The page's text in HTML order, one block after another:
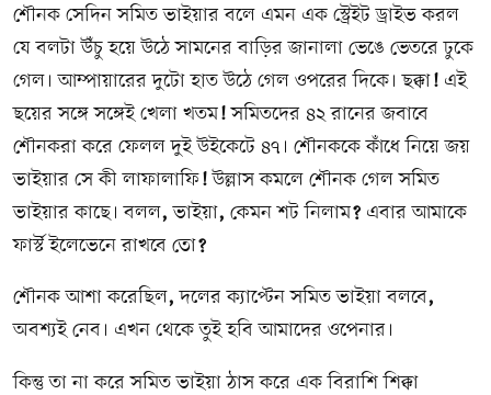
শৌনক সেদিন সমিত ভাইয়ার বলে এমন এক স্ট্রেইট ড্রাইভ করল
যে বলটা উঁচু হয়ে উঠে সামনের বাড়ির জানালা ভেঙে ভেতরে ঢুকে
গেল। আম্পায়ারের দুটো হাত উঠে গেল ওপরের দিকে। ছক্কা! এই
ছয়ের সঙ্গে সঙ্গেই খেলা খতম!সমিতদের ৪২ রানের জবাবে
শৌনকরা করে ফেলল দুই উইকেটে ৪৭। শৌনককে কাঁধে নিয়ে জয়
ভাইয়ার সে কী লাফালাফি!উল্লাস কমলে শৌনক গেল সমিত
ভাইয়ার কাছে। বলল,ভাইয়া, কেমন শট নিলাম? এবার আমাকে
ফার্স্ট ইলেভেনে রাখবে তো?
শৌনক আশা করেছিল,দলের ক্যাপ্টেন সমিত ভাইয়া বলবে,
অবশ্যই নেব। এখন থেকে তুই হবি আমাদের ওপেনার।
কিন্তু তা না করে সমিত ভাইয়া ঠাস করে এক বিরাশি শিক্কা